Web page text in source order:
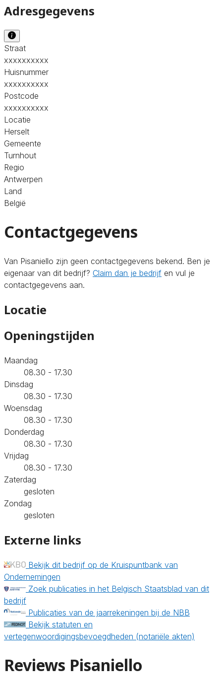
Adresgegevens
Straat
xxxxxxxxxx
Huisnummer
xxxxxxxxxx
Postcode
xxxxxxxxxx
Locatie
Herselt
Gemeente
Turnhout
Regio
Antwerpen
Land
België
Contactgegevens
Van Pisaniello zijn geen contactgegevens bekend. Ben je
eigenaar van dit bedrijf? Claim dan je bedrijf en vul je
contactgegevens aan.
Locatie
Openingstijden
Maandag
08.30 - 17.30
Dinsdag
08.30 - 17.30
Woensdag
08.30 - 17.30
Donderdag
08.30 - 17.30
Vrijdag
08.30 - 17.30
Zaterdag
gesloten
Zondag
gesloten
Externe links
Bekijk dit bedrijf op de Kruispuntbank van
Ondernemingen
Zoek publicaties in het Belgisch Staatsblad van dit
bedrijf
Publicaties van de jaarrekeningen bij de NBB
Bekijk statuten en
vertegenwoordigingsbevoegdheden (notariële akten)
Reviews Pisaniello